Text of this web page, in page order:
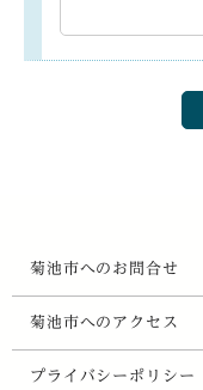
菊池市へのお問合せ
菊池市へのアクセス
プライバシーポリシー